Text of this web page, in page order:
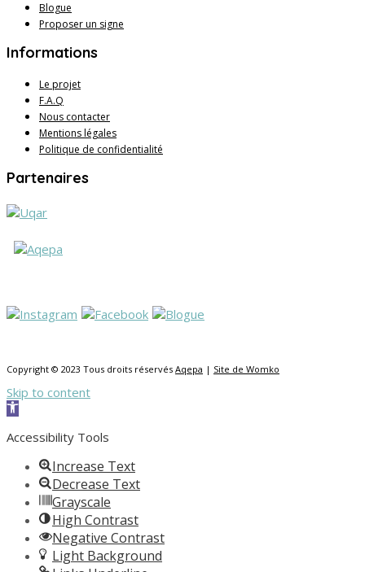
Blogue
Proposer un signe
Informations
Le projet
F.A.Q
Nous contacter
Mentions légales
Politique de confidentialité
Partenaires
Copyright © 2023 Tous droits réservés Aqepa | Site de Womko
Skip to content
Open toolbar
Accessibility Tools
Increase Text
Decrease Text
Grayscale
High Contrast
Negative Contrast
Light Background